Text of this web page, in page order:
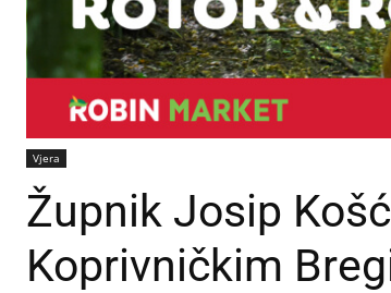
Vjera
Župnik Josip
Koprivničkim